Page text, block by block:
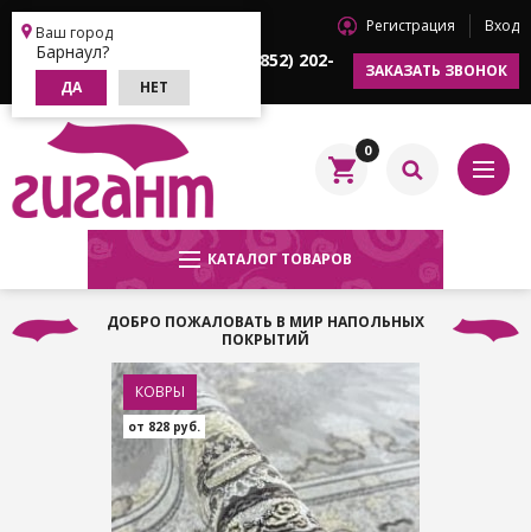
Барнаул
Ваш город
Барнаул?
ДА НЕТ
Регистрация Вход
+7 (3852) 202-
622
+7 (3852) 202-
ЗАКАЗАТЬ ЗВОНОК
0
КАТАЛОГ ТОВАРОВ
ДОБРО ПОЖАЛОВАТЬ В МИР НАПОЛЬНЫХ
ПОКРЫТИЙ
КОВРЫ
от 828 руб.